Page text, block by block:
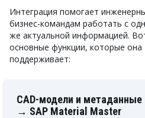
Интеграция помогает
бизнес-командам работать с
же актуальной информацией.
основные функции, которые она
поддерживает:
CAD-модели и метаданные
→ SAP Material Master